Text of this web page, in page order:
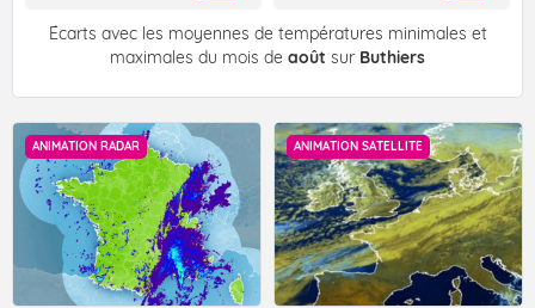
Écarts avec les moyennes de températures minimales et
maximales du mois de août sur Buthiers
ANIMATION RADAR ANIMATION SATELLITE